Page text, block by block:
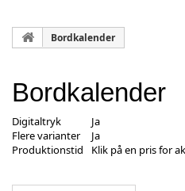
Bordkalender
Bordkalender
Digitaltryk
Ja
Flere varianter
Ja
Produktionstid
Klik på en pris for